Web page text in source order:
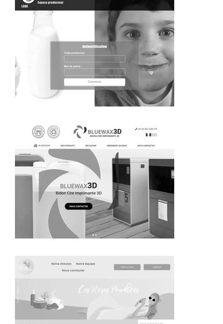
~356€/mois économisés d'annonces commerciales
~379€/mois économisés d'annonces commerciales